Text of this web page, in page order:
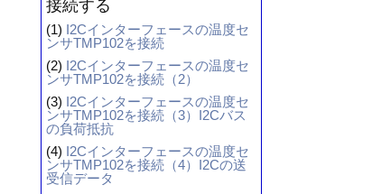
接続する
(1)
I2Cインターフェースの温度セ
ンサTMP102を接続
(2)
I2Cインターフェースの温度セ
ンサTMP102を接続（2）
(3)
I2Cインターフェースの温度セ
ンサTMP102を接続（3）I2Cバス
の負荷抵抗
(4)
I2Cインターフェースの温度セ
ンサTMP102を接続（4）I2Cの送
受信データ